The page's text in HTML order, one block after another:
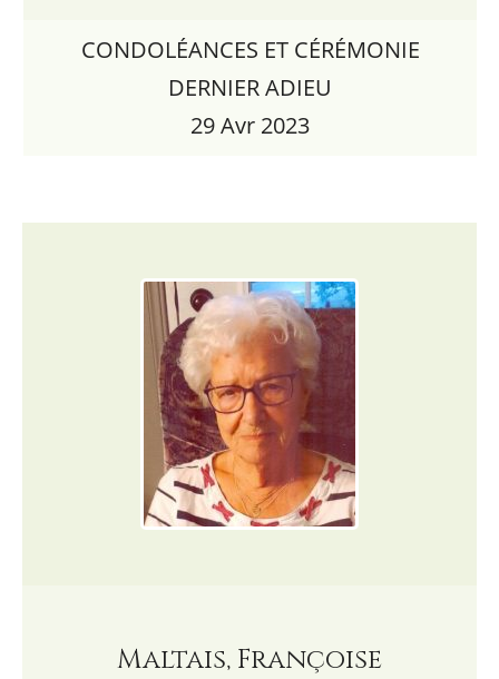
CONDOLÉANCES ET CÉRÉMONIE
DERNIER ADIEU
29 Avr 2023
Maltais, Françoise